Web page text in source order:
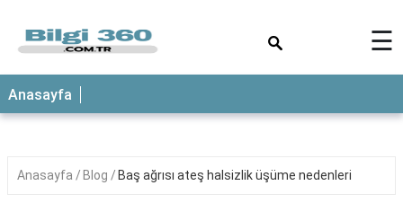
ANASAYFA
☰
Anasayfa
Anasayfa Blog Baş ağrısı ateş halsizlik üşüme nedenleri